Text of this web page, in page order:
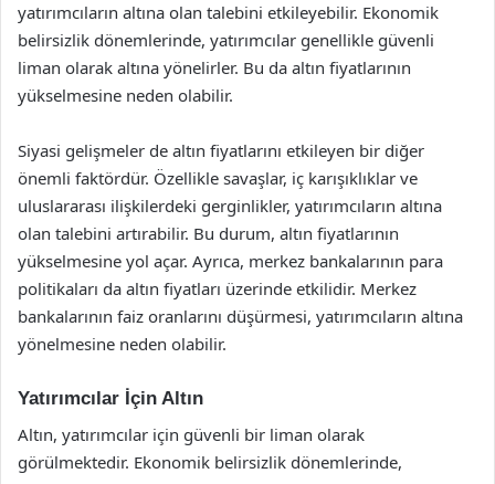
yatırımcıların altına olan talebini etkileyebilir. Ekonomik
belirsizlik dönemlerinde, yatırımcılar genellikle güvenli
liman olarak altına yönelirler. Bu da altın fiyatlarının
yükselmesine neden olabilir.
Siyasi gelişmeler de altın fiyatlarını etkileyen bir diğer
önemli faktördür. Özellikle savaşlar, iç karışıklıklar ve
uluslararası ilişkilerdeki gerginlikler, yatırımcıların altına
olan talebini artırabilir. Bu durum, altın fiyatlarının
yükselmesine yol açar. Ayrıca, merkez bankalarının para
politikaları da altın fiyatları üzerinde etkilidir. Merkez
bankalarının faiz oranlarını düşürmesi, yatırımcıların altına
yönelmesine neden olabilir.
Yatırımcılar İçin Altın
Altın, yatırımcılar için güvenli bir liman olarak
görülmektedir. Ekonomik belirsizlik dönemlerinde,